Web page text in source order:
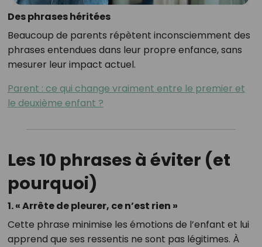
Des phrases héritées
Beaucoup de parents répètent inconsciemment des
phrases entendues dans leur propre enfance, sans
mesurer leur impact actuel.
Parent : ce qui change vraiment entre le premier et
le deuxième enfant ?
Les 10 phrases à éviter (et
pourquoi)
1. « Arrête de pleurer, ce n’est rien »
Cette phrase minimise les émotions de l’enfant et lui
apprend que ses ressentis ne sont pas légitimes. À